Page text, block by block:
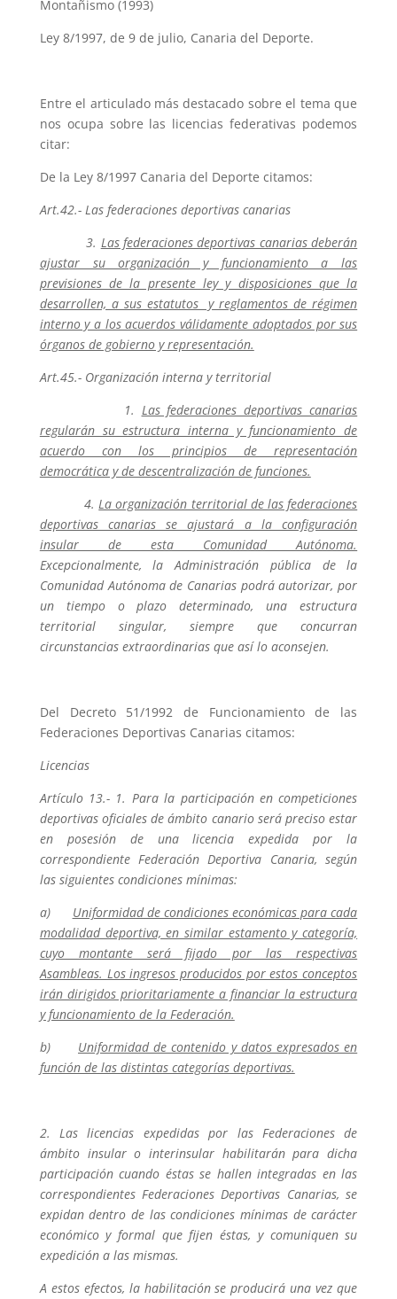
Montañismo (1993)
Ley 8/1997, de 9 de julio, Canaria del Deporte.
Entre el articulado más destacado sobre el tema que
nos ocupa sobre las licencias federativas podemos
citar:
De la Ley 8/1997 Canaria del Deporte citamos:
Art.42.- Las federaciones deportivas canarias
3. Las federaciones deportivas canarias deberán
ajustar su organización y funcionamiento a las
previsiones de la presente ley y disposiciones que la
desarrollen, a sus estatutos y reglamentos de régimen
interno y a los acuerdos válidamente adoptados por sus
órganos de gobierno y representación.
Art.45.- Organización interna y territorial
1. Las federaciones deportivas canarias
regularán su estructura interna y funcionamiento de
acuerdo con los principios de representación
democrática y de descentralización de funciones.
4.La organización territorial de las federaciones
deportivas canarias se ajustará a la configuración
insular de esta Comunidad Autónoma.
Excepcionalmente, la Administración pública de la
Comunidad Autónoma de Canarias podrá autorizar, por
un tiempo o plazo determinado, una estructura
territorial singular, siempre que concurran
circunstancias extraordinarias que así lo aconsejen.
Del Decreto 51/1992 de Funcionamiento de las
Federaciones Deportivas Canarias citamos:
Licencias
Artículo 13.- 1. Para la participación en competiciones
deportivas oficiales de ámbito canario será preciso estar
en posesión de una licencia expedida por la
correspondiente Federación Deportiva Canaria, según
las siguientes condiciones mínimas:
a) Uniformidad de condiciones económicas para cada
modalidad deportiva, en similar estamento y categoría,
cuyo montante será fijado por las respectivas
Asambleas. Los ingresos producidos por estos conceptos
irán dirigidos prioritariamente a financiar la estructura
y funcionamiento de la Federación.
b) Uniformidad de contenido y datos expresados en
función de las distintas categorías deportivas.
2. Las licencias expedidas por las Federaciones de
ámbito insular o interinsular habilitarán para dicha
participación cuando éstas se hallen integradas en las
correspondientes Federaciones Deportivas Canarias, se
expidan dentro de las condiciones mínimas de carácter
económico y formal que fijen éstas, y comuniquen su
expedición a las mismas.
A estos efectos, la habilitación se producirá una vez que